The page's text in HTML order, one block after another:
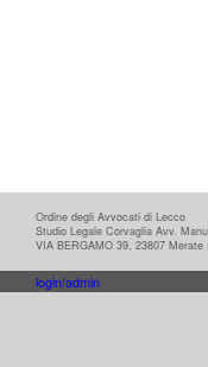
Ordine degli Avvocati di Lecco
Studio Legale Corvaglia Avv.
VIA BERGAMO 39, 23807 Merate
login/admin